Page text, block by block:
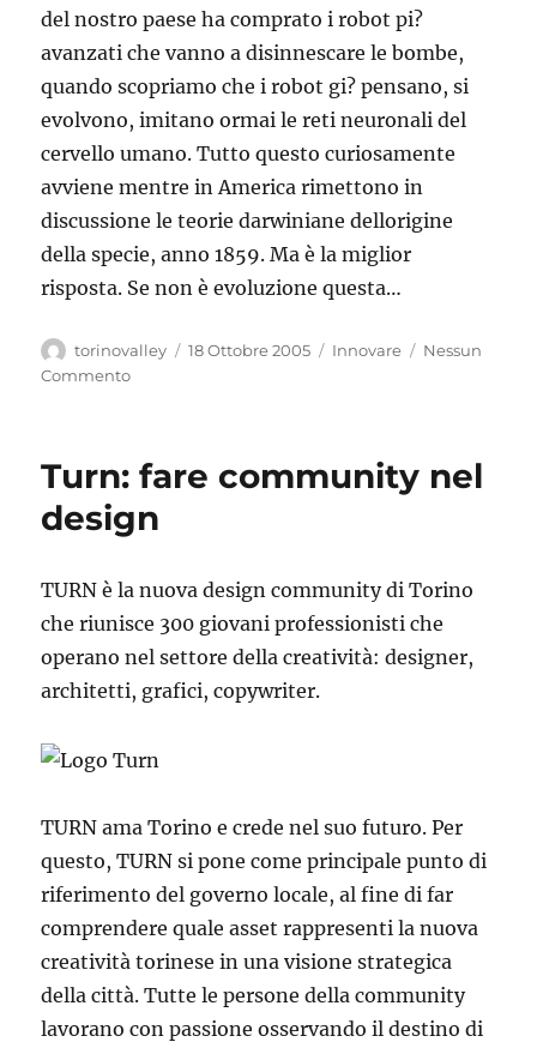
del nostro paese ha comprato i robot pi?
avanzati che vanno a disinnescare le bombe,
quando scopriamo che i robot gi? pensano, si
evolvono, imitano ormai le reti neuronali del
cervello umano. Tutto questo curiosamente
avviene mentre in America rimettono in
discussione le teorie darwiniane dellorigine
della specie, anno 1859. Ma è la miglior
risposta. Se non è evoluzione questa…
Autore
torinovalley
Pubblicato
18 Ottobre 2005 Categorie
Innovare
Nessun
Commento
Turn: fare community nel
design
TURN è la nuova design community di Torino
che riunisce 300 giovani professionisti che
operano nel settore della creatività: designer,
architetti, grafici, copywriter.
TURN ama Torino e crede nel suo futuro. Per
questo, TURN si pone come principale punto di
riferimento del governo locale, al fine di far
comprendere quale asset rappresenti la nuova
creatività torinese in una visione strategica
della città. Tutte le persone della community
lavorano con passione osservando il destino di